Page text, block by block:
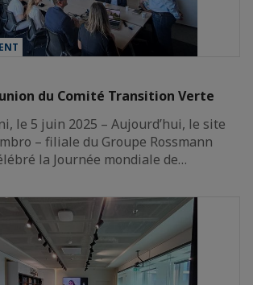
du Comité Transition Verte
le 5 juin 2025 – Aujourd’hui, le site
– filiale du Groupe Rossmann
la Journée mondiale de…